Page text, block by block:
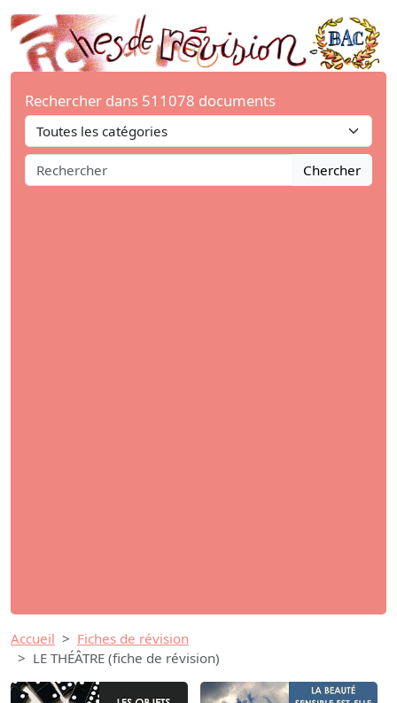
Rechercher dans 511078 documents
Chercher
Accueil
Fiches de révision
LE THÉÂTRE (fiche de révision)